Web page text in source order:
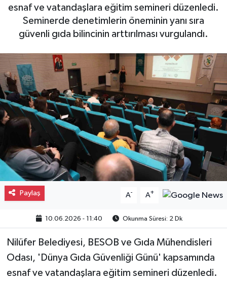
esnaf ve vatandaşlara eğitim semineri düzenledi.
Seminerde denetimlerin öneminin yanı sıra
güvenli gıda bilincinin arttırılması vurgulandı.
Paylaş A- A+
10.06.2026 - 11:40 Okunma Süresi: 2 Dk
Nilüfer Belediyesi, BESOB ve Gıda Mühendisleri
Odası, 'Dünya Gıda Güvenliği Günü' kapsamında
esnaf ve vatandaşlara eğitim semineri düzenledi.
Otovitrin
Asayiş
Magazin
Gayrimenkul
Spor
Eğitim
Haber Arşivi